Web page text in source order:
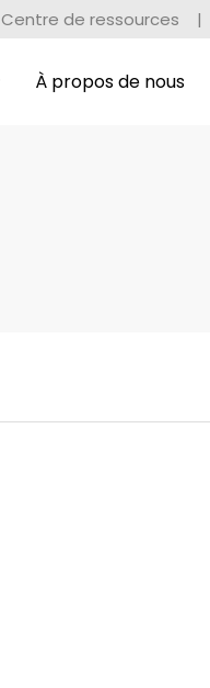
Centre de ressources |
À propos de nous